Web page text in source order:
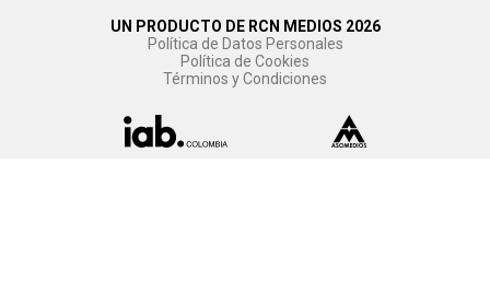
UN PRODUCTO DE RCN MEDIOS 2026
Política de Datos Personales
Política de Cookies
Términos y Condiciones